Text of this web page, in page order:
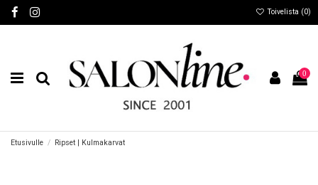
Toivelista (0)
0
Etusivulle Ripset | Kulmakarvat